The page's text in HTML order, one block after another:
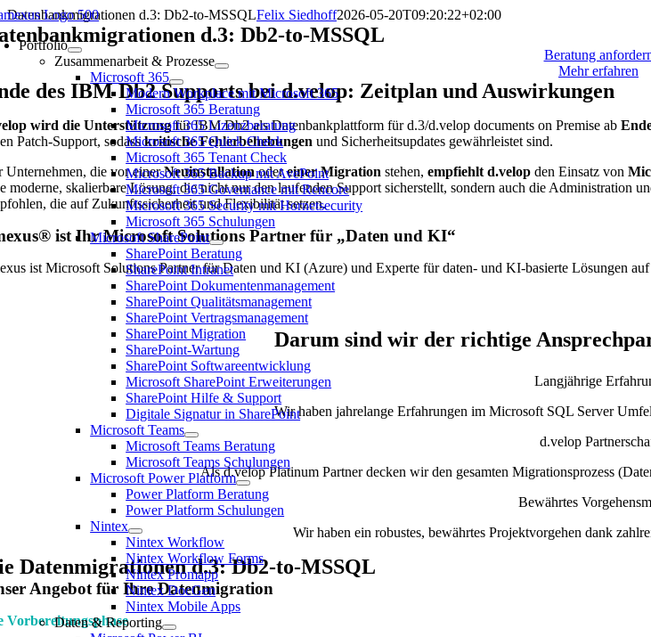
Zum
Inhalt
springen
Portfolio
Zusammenarbeit & Prozesse
Microsoft 365
Modern Workplace mit Microsoft 365
Microsoft 365 Beratung
Microsoft 365 Lizenzberatung
Microsoft 365 Quick Check
Microsoft 365 Tenant Check
Microsoft 365 Backup mit AvePoint
Microsoft 365 Governance mit Rencore
Microsoft 365 Security mit Hornetsecurity
Microsoft 365 Schulungen
Microsoft SharePoint
SharePoint Beratung
SharePoint Intranet
SharePoint Dokumentenmanagement
SharePoint Qualitätsmanagement
SharePoint Vertragsmanagement
SharePoint Migration
SharePoint-Wartung
SharePoint Softwareentwicklung
Microsoft SharePoint Erweiterungen
SharePoint Hilfe & Support
Digitale Signatur in SharePoint
Microsoft Teams
Microsoft Teams Beratung
Microsoft Teams Schulungen
Microsoft Power Platform
Power Platform Beratung
Power Platform Schulungen
Nintex
Nintex Workflow
Nintex Workflow Forms
Nintex Promapp
Nintex DocGen
Nintex Mobile Apps
Daten & Reporting
Datenbankmigrationen d.3: Db2-to-MSSQLFelix Siedhoff2026-05-20T09:20:22+02:00
d.3: Db2-to-MSSQL
Beratung
Mehr erfahren
des IBM Db2 Supports bei d.velop: Zeitplan und Auswirkungen
wird die Unterstützungfür IBM Db2 als Datenbankplattform für d.3/d.velop documents on Premise ab
Patch-Support, sodasskritische Fehlerbehebungen und Sicherheitsupdates gewährleistet sind.
Unternehmen, die vor einerNeuinstallationodereiner Migration stehen,empfiehlt d.velop den Einsatz von
moderne, skalierbare Lösung, die nicht nur den laufenden Support sicherstellt, sondern auch die
die auf Zukunftssicherheit und Flexibilität setzen.
ist Ihr Microsoft Solutions Partner für „Daten und KI“
ist Microsoft Solutions Partner für Daten und KI (Azure) und Experte für daten‑ und KI‑basierte Lösungen
Darum sind wir der richtige
Langjährige
Wir haben jahrelange Erfahrungen im Microsoft SQL Server
d.velop
Als d.velop Platinum Partner decken wir den gesamten Migrationsprozess
Bewährtes
Wir haben ein robustes, bewährtes Projektvorgehen dank
Datenmigrationen d.3: Db2-to-MSSQL
Angebot für Ihre Datenmigration
Vorbereitungsphase